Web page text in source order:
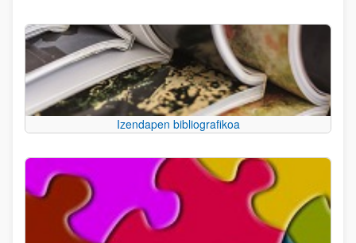
Izendapen bibliografikoa